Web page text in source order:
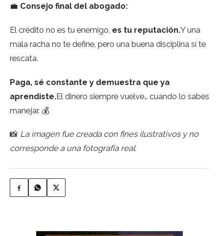
💼 Consejo final del abogado:
El crédito no es tu enemigo, es tu reputación.Y una
mala racha no te define, pero una buena disciplina sí te
rescata.
Paga, sé constante y demuestra que ya
aprendiste.El dinero siempre vuelve… cuando lo sabes
manejar. 💰
📸 La imagen fue creada con fines ilustrativos y no
corresponde a una fotografía real.